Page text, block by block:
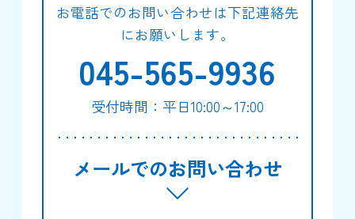
お電話でのお問い合わせは下記連絡先
にお願いします。
045-565-9936
受付時間：平日10:00～17:00
メールでのお問い合わせ